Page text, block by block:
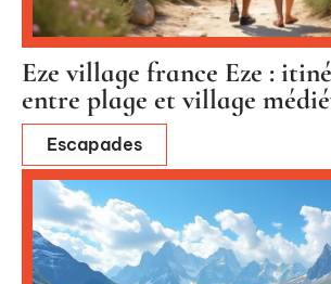
Eze village france Eze :
entre plage et village
Escapades